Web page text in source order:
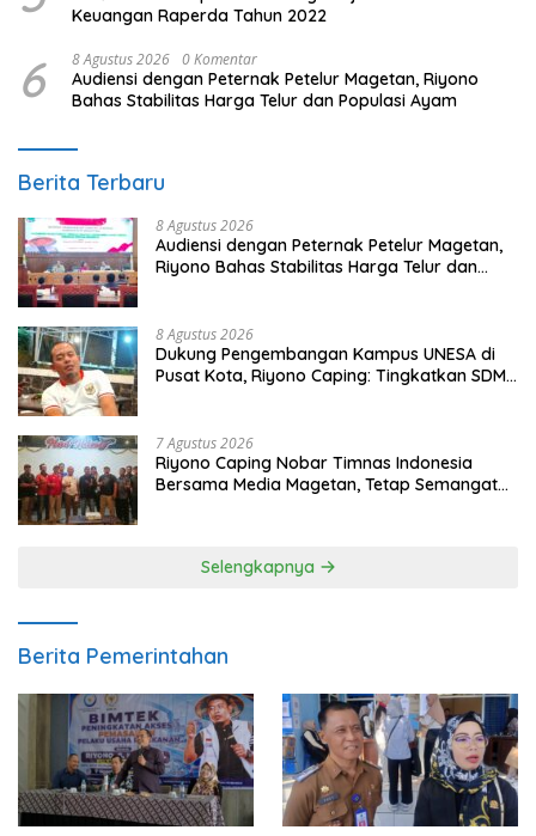
Keuangan Raperda Tahun 2022
6 8 Agustus 2026 0 Komentar
Audiensi dengan Peternak Petelur Magetan, Riyono
Bahas Stabilitas Harga Telur dan Populasi Ayam
Berita Terbaru
8 Agustus 2026
Audiensi dengan Peternak Petelur Magetan,
Riyono Bahas Stabilitas Harga Telur dan
8 Agustus 2026
Dukung Pengembangan Kampus UNESA di
Pusat Kota, Riyono Caping: Tingkatkan SDM
7 Agustus 2026
Riyono Caping Nobar Timnas Indonesia
Bersama Media Magetan, Tetap Semangat
Selengkapnya
Berita Pemerintahan